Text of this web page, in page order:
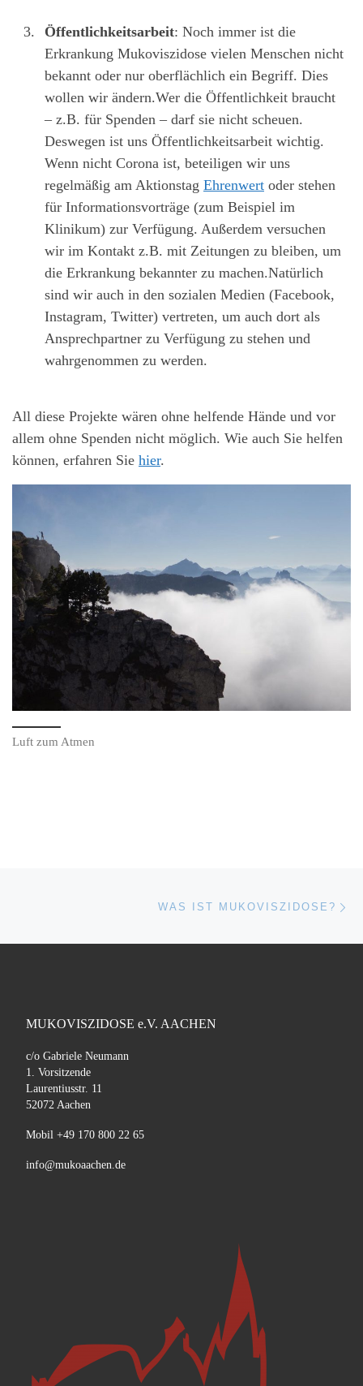
Öffentlichkeitsarbeit: Noch immer ist die
Erkrankung Mukoviszidose vielen Menschen nicht
bekannt oder nur oberflächlich ein Begriff. Dies
wollen wir ändern.Wer die Öffentlichkeit braucht
– z.B. für Spenden – darf sie nicht scheuen.
Deswegen ist uns Öffentlichkeitsarbeit wichtig.
Wenn nicht Corona ist, beteiligen wir uns
regelmäßig am Aktionstag Ehrenwert oder stehen
für Informationsvorträge (zum Beispiel im
Klinikum) zur Verfügung. Außerdem versuchen
wir im Kontakt z.B. mit Zeitungen zu bleiben, um
die Erkrankung bekannter zu machen.Natürlich
sind wir auch in den sozialen Medien (Facebook,
Instagram, Twitter) vertreten, um auch dort als
Ansprechpartner zu Verfügung zu stehen und
wahrgenommen zu werden.
All diese Projekte wären ohne helfende Hände und vor
allem ohne Spenden nicht möglich. Wie auch Sie helfen
können, erfahren Sie hier.
Luft zum Atmen
BeitragsnavigationWAS IST MUKOVISZIDOSE?
MUKOVISZIDOSE e.V. AACHEN
c/o Gabriele Neumann
1. Vorsitzende
Laurentiusstr. 11
52072 Aachen
Mobil +49 170 800 22 65
info@mukoaachen.de